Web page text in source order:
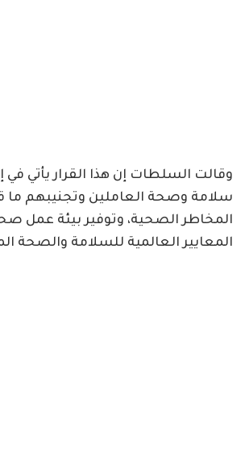
وقالت السلطات إن هذا القرار يأتي في
سلامة وصحة العاملين وتجنيبهم
المخاطر الصحية، وتوفير بيئة عمل
المعايير العالمية للسلامة والصحة